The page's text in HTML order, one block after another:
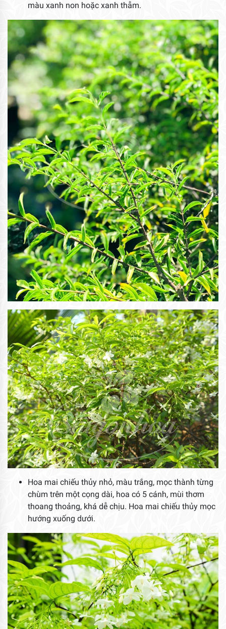
màu xanh non hoặc xanh thẫm.
Hoa mai chiếu thủy nhỏ, màu trắng, mọc thành từng
chùm trên một cọng dài, hoa có 5 cánh, mùi thơm
thoang thoảng, khá dễ chịu. Hoa mai chiếu thủy mọc
hướng xuống dưới.